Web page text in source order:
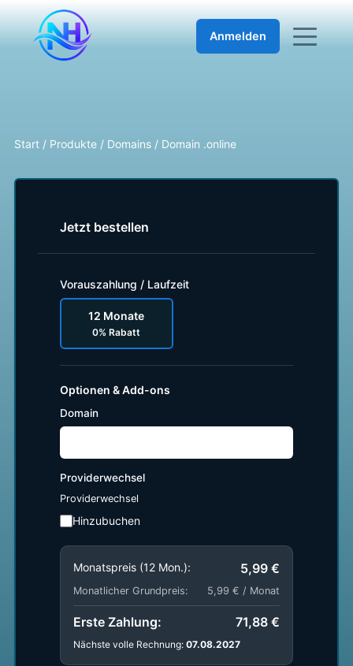
Anmelden
Start/ Produkte/ Domains/ Domain .online
Jetzt bestellen
Vorauszahlung / Laufzeit
12 Monate
0% Rabatt
Optionen & Add-ons
Domain
Providerwechsel
Providerwechsel
Hinzubuchen
Monatspreis (12 Mon.): 5,99 €
Monatlicher Grundpreis: 5,99 € / Monat
Erste Zahlung: 71,88 €
Nächste volle Rechnung: 07.08.2027